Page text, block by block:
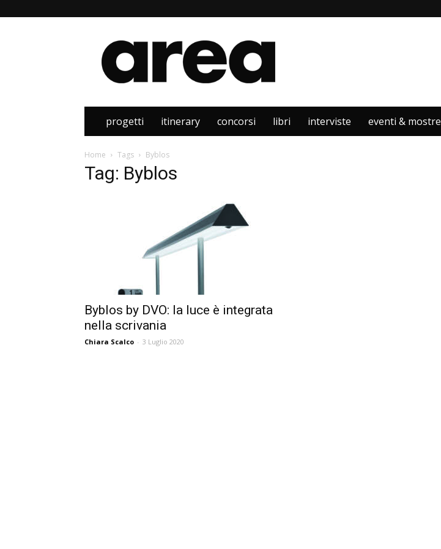
Area
progetti itinerary concorsi libri interviste eventi & mostre
Home Tags Byblos
Tag: Byblos
Byblos by DVO: la luce è integrata
nella scrivania
Chiara Scalco - 3 Luglio 2020